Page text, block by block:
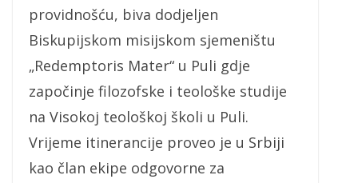
providnošću, biva dodjeljen
Biskupijskom misijskom sjemeništu
„Redemptoris Mater“ u Puli gdje
započinje filozofske i teološke studije
na Visokoj teološkoj školi u Puli.
Vrijeme itinerancije proveo je u Srbiji
kao član ekipe odgovorne za